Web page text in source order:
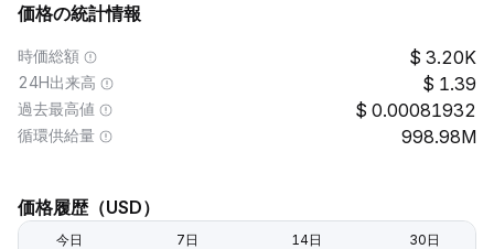
価格の統計情報
時価総額 3.20K
24H出来高 1.39
過去最高値 0.00081932
循環供給量 998.98M
価格履歴（USD）
今日 7日 14日 30日